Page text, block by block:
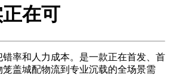
在可
和人力成本。是一款正在首发、首
盖城配物流到专业沉载的全场景需